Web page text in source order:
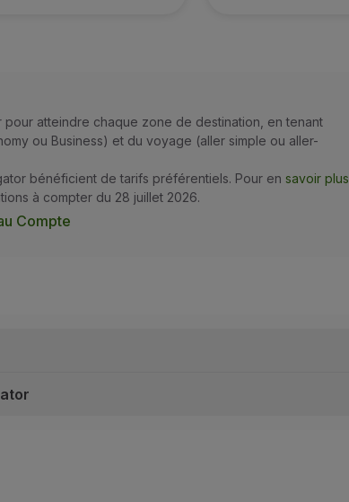
atteindre chaque zone de destination, en tenant
ou Business) et du voyage (aller simple ou aller-
bénéficient de tarifs préférentiels. Pour en savoir plus,
à compter du 28 juillet 2026.
Compte